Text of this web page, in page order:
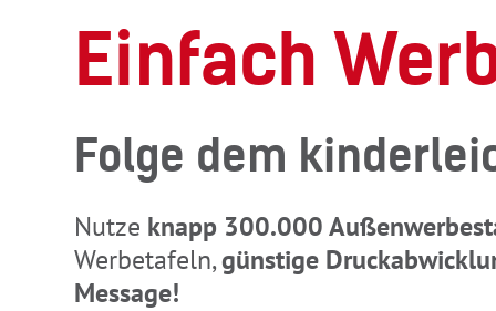
Einfach
Folge dem
Nutze knapp 300.000
Werbetafeln,günstige
Message!